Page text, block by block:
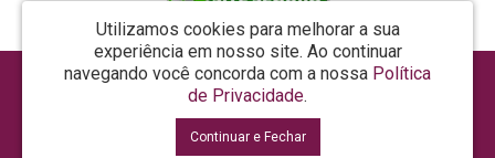
Utilizamos cookies para melhorar a sua
experiência em nosso site. Ao continuar
navegando você concorda com a nossa Política
de Privacidade.
Continuar e Fechar
AROMA & MAGIA MANUF DE PROD COSMECEUTICOS LTDA EPP - CNPJ: 81.362.295/0001-48
Rua da Prosperidade, 480 - Araquari - SC - CEP: 89245-000
La Vertuan © 2026